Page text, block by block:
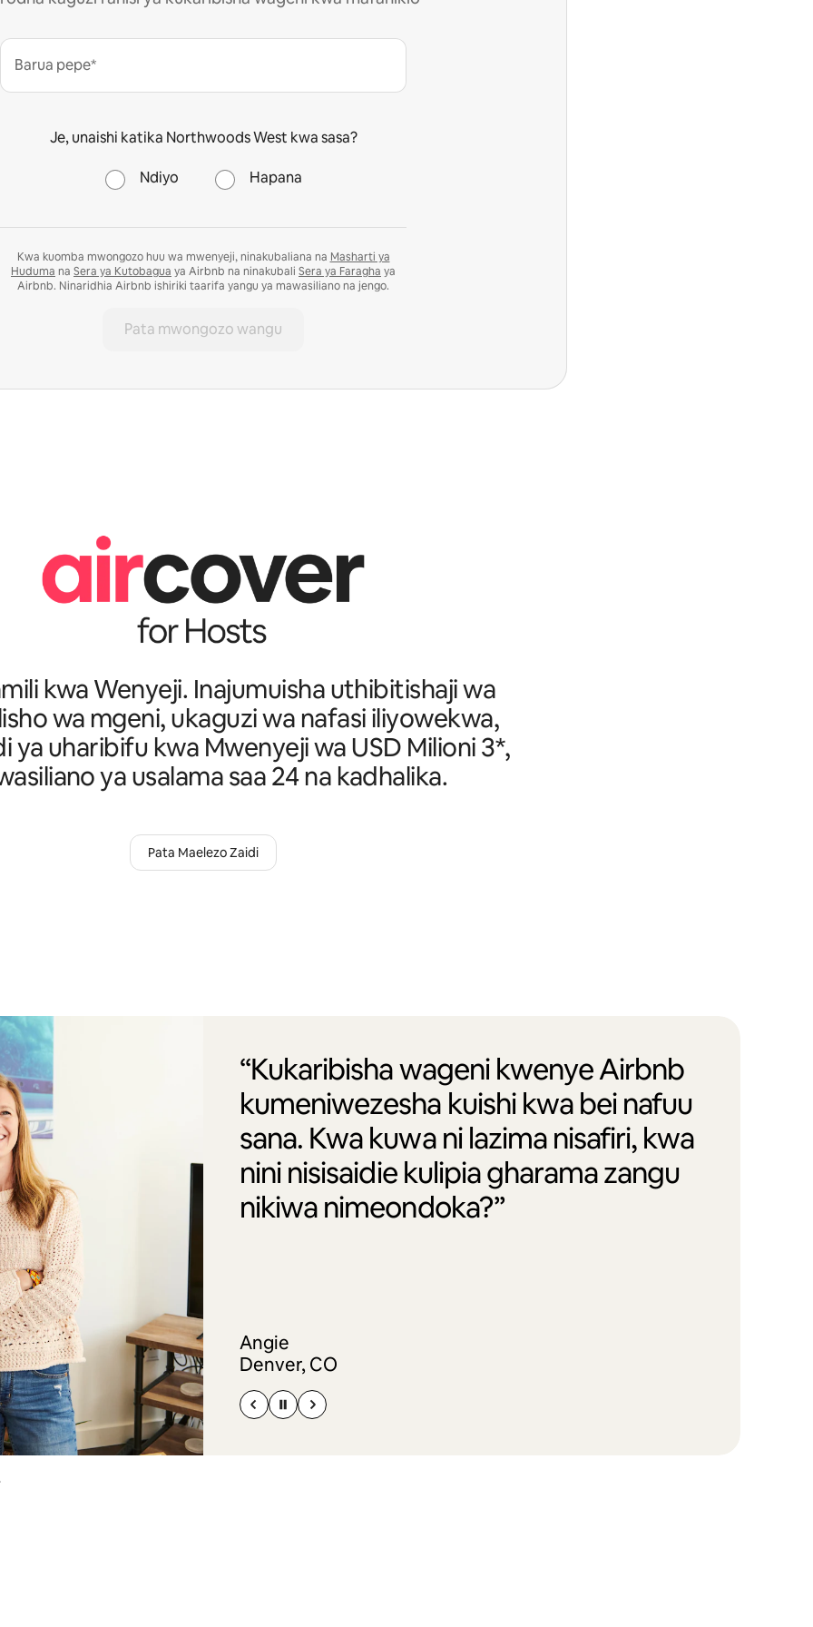
Barua pepe*
Je, unaishi katika Northwoods West kwa sasa?
Ndiyo Hapana
Kwa kuomba mwongozo huu wa mwenyeji, ninakubaliana na Masharti ya
Huduma na Sera ya Kutobagua ya Airbnb na ninakubali Sera ya Faragha ya
Airbnb. Ninaridhia Airbnb ishiriki taarifa yangu ya mawasiliano na jengo.
Pata mwongozo wangu
kwa Wenyeji. Inajumuisha uthibitishaji wa
wa mgeni, ukaguzi wa nafasi iliyowekwa,
ya uharibifu kwa Mwenyeji wa USD Milioni 3*,
ya usalama saa 24 na kadhalika.
Pata Maelezo Zaidi
“Kukaribisha wageni kwenye Airbnb
kumeniwezesha kuishi kwa bei nafuu
sana. Kwa kuwa ni lazima nisafiri, kwa
nini nisisaidie kulipia gharama zangu
nikiwa nimeondoka?”
Angie
Denver, CO